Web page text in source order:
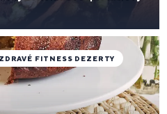
ZDRAVÉ FITNESS DEZERTY